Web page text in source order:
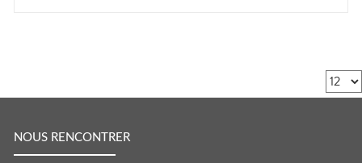
NOUS RENCONTRER